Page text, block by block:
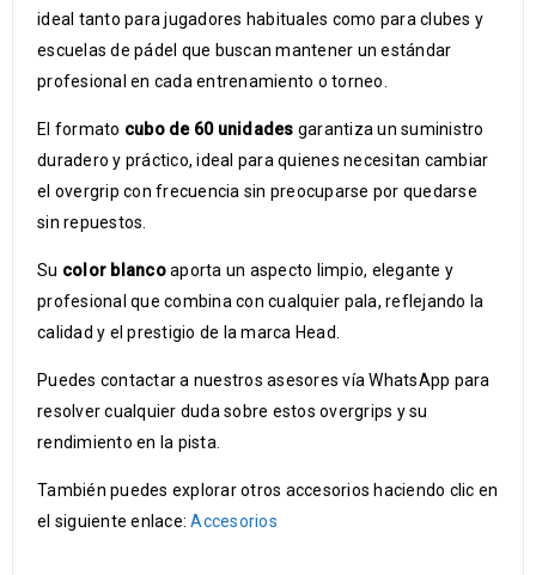
ideal tanto para jugadores habituales como para clubes y
escuelas de pádel que buscan mantener un estándar
profesional en cada entrenamiento o torneo.
El formato cubo de 60 unidades garantiza un suministro
duradero y práctico, ideal para quienes necesitan cambiar
el overgrip con frecuencia sin preocuparse por quedarse
sin repuestos.
Su color blancoaporta un aspecto limpio, elegante y
profesional que combina con cualquier pala, reflejando la
calidad y el prestigio de la marca Head.
Puedes contactar a nuestros asesores vía WhatsApp para
resolver cualquier duda sobre estos overgrips y su
rendimiento en la pista.
También puedes explorar otros accesorios haciendo clic en
el siguiente enlace:Accesorios